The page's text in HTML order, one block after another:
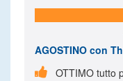
AGOSTINO con
 OTTIMO tutto